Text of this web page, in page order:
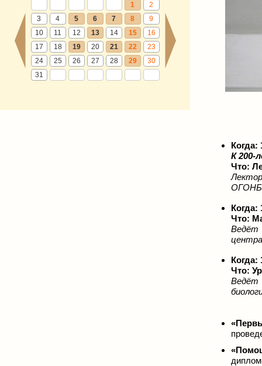
1
2
3
4 5 6 7 8
9
10
11 12 13 14 15
16
17
18 19 20 21 22
23
24
25 26 27 28 29
30
31
Когда:
К 200-
Что:
ОГОНБ
Когда:
Что:
Когда:
Что: